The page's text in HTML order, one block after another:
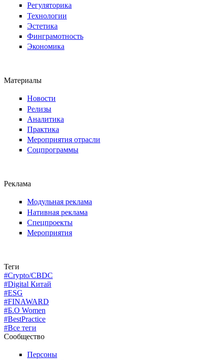
Регуляторика
Технологии
Эстетика
Финграмотность
Экономика
Материалы
Новости
Релизы
Аналитика
Практика
Мероприятия отрасли
Соцпрограммы
Реклама
Модульная реклама
Нативная реклама
Спецпроекты
Мероприятия
Теги
#Crypto/CBDC
#Digital Китай
#ESG
#FINAWARD
#Б.О Women
#BestPractice
#Все теги
Сообщество
Персоны